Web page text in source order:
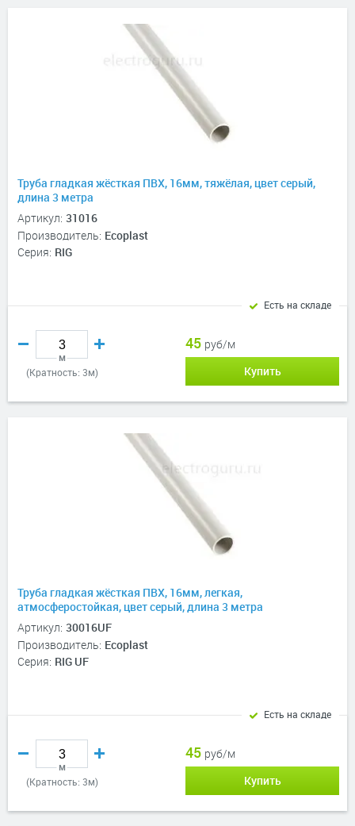
Труба гладкая жёсткая ПВХ, 16мм, тяжёлая, цвет серый,
длина 3 метра
Артикул: 31016
Производитель: Ecoplast
Серия: RIG
м
(Кратность: 3м)
45 руб/м
Купить
Есть на складе
Труба гладкая жёсткая ПВХ, 16мм, легкая,
атмосферостойкая, цвет серый, длина 3 метра
Артикул: 30016UF
Производитель: Ecoplast
Серия: RIG UF
м
(Кратность: 3м)
45 руб/м
Купить
Есть на складе